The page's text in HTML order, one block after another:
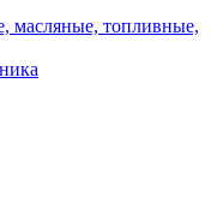
масляные, топливные,